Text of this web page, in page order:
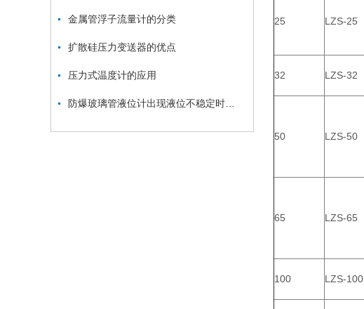
金属管浮子流量计的分类
扩散硅压力变送器的优点
压力式温度计的应用
25 LZS-25
32 LZS-32
50 LZS-50
65 LZS-65
100 LZS-100